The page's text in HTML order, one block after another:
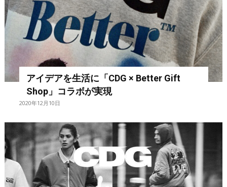
アイデアを生活に「CDG × Better Gift
Shop」コラボが実現
2020年12月10日